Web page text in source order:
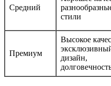
Средний
стили
Премиум
Высокое
дизайн,